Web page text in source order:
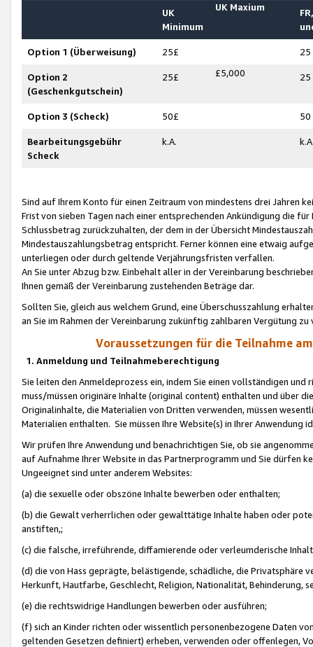
UK
Minimum
UK Maxium
Option 1 (Überweisung) 25£ 25
Option 2
(Geschenkgutschein)
25£ £5,000 25
Option 3 (Scheck) 50£ 50
Bearbeitungsgebühr
Scheck
k.A.
Sind auf Ihrem Konto für einen Zeitraum von mindestens drei Jahren
Frist von sieben Tagen nach einer entsprechenden Ankündigung die
Schlussbetrag zurückzuhalten, der dem in der Übersicht
Mindestauszahlungsbetrag entspricht. Ferner können eine etwaig
unterliegen oder durch geltende Verjährungsfristen verfallen.
An Sie unter Abzug bzw. Einbehalt aller in der Vereinbarung
Ihnen gemäß der Vereinbarung zustehenden Beträge dar.
Sollten Sie, gleich aus welchem Grund, eine Überschusszahlung
an Sie im Rahmen der Vereinbarung zukünftig zahlbaren Vergütung zu
Voraussetzungen für die Teilnahme
1. Anmeldung und Teilnahmeberechtigung
Sie leiten den Anmeldeprozess ein, indem Sie einen vollständigen
muss/müssen originäre Inhalte (original content) enthalten und über
Originalinhalte, die Materialien von Dritten verwenden, müssen
Materialien enthalten. Sie müssen Ihre Website(s) in Ihrer Anwendung
Wir prüfen Ihre Anwendung und benachrichtigen Sie, ob sie
auf Aufnahme Ihrer Website in das Partnerprogramm und Sie dürfen
Ungeeignet sind unter anderem Websites:
(a) die sexuelle oder obszöne Inhalte bewerben oder enthalten;
(b) die Gewalt verherrlichen oder gewalttätige Inhalte haben oder
anstiften,;
(c) die falsche, irreführende, diffamierende oder verleumderische
(d) die von Hass geprägte, belästigende, schädliche, die Privatsphäre
Herkunft, Hautfarbe, Geschlecht, Religion, Nationalität, Behinderung,
(e) die rechtswidrige Handlungen bewerben oder ausführen;
(f) sich an Kinder richten oder wissentlich personenbezogene Daten
geltenden Gesetzen definiert) erheben, verwenden oder offenlegen,